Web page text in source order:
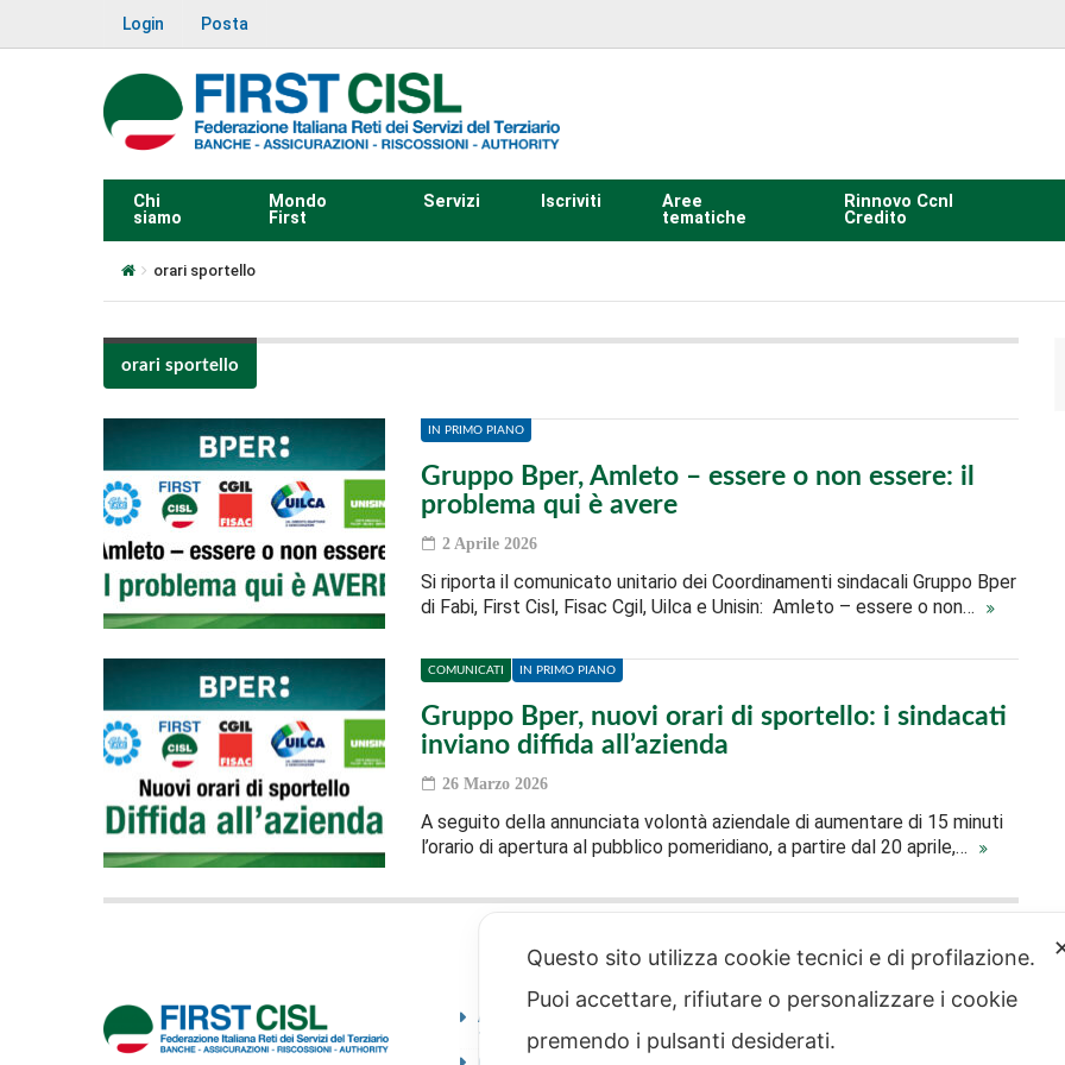
Login Posta
Chi
siamo
Mondo
First
Servizi Iscriviti
Aree
tematiche
Rinnovo Ccnl
Credito
orari sportello
orari sportello
IN PRIMO PIANO
Gruppo Bper, Amleto – essere o non essere: il
problema qui è avere
2 Aprile 2026
Si riporta il comunicato unitario dei Coordinamenti sindacali Gruppo Bper
di Fabi, First Cisl, Fisac Cgil, Uilca e Unisin: Amleto – essere o non…
COMUNICATI IN PRIMO PIANO
Gruppo Bper, nuovi orari di sportello: i sindacati
inviano diffida all’azienda
26 Marzo 2026
A seguito della annunciata volontà aziendale di aumentare di 15 minuti
l’orario di apertura al pubblico pomeridiano, a partire dal 20 aprile,…
Amministrazione
trasparente
Questo sito utilizza cookie tecnici e di profilazione.
Puoi accettare, rifiutare o personalizzare i cookie
premendo i pulsanti desiderati.